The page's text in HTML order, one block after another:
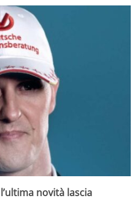
novità lascia